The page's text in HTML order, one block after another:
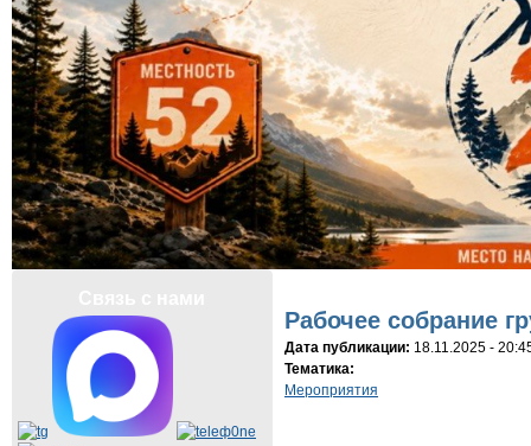
Рабочее собрание
Дата публикации: 18.11.2025 -
Тематика:
Мероприятия